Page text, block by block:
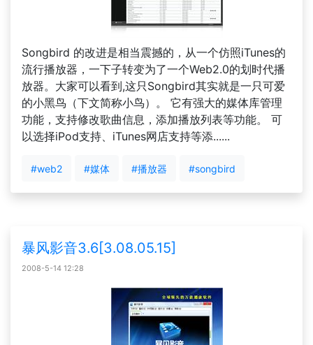
Songbird 的改进是相当震撼的，从一个仿照iTunes的
流行播放器，一下子转变为了一个Web2.0的划时代播
放器。大家可以看到,这只Songbird其实就是一只可爱
的小黑鸟（下文简称小鸟）。 它有强大的媒体库管理
功能，支持修改歌曲信息，添加播放列表等功能。 可
以选择iPod支持、iTunes网店支持等添......
#web2 #媒体 #播放器 #songbird
暴风影音3.6[3.08.05.15]
2008-5-14 12:28